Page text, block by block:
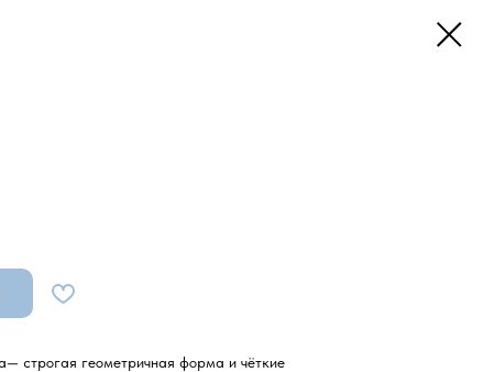
строгая геометричная форма и чёткие